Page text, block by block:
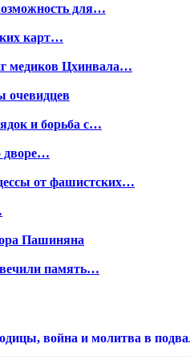
для…
карт…
медиков Цхинвала…
очевидцев
и борьба с…
дворе…
от фашистских…
Пашиняна
память…
война и молитва в